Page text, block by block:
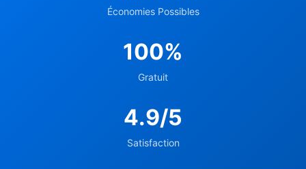
Économies Possibles
100%
Gratuit
4.9/5
Satisfaction